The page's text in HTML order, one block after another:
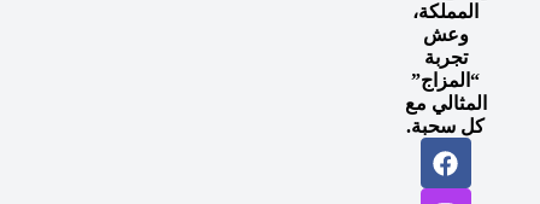
المملكة،
وعش
تجربة
“المزاج”
المثالي مع
كل سحبة.